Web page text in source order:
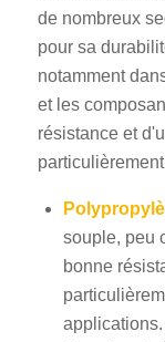
de nombreux
pour sa
notamment
et les
résistance et
souple, peu
bonne